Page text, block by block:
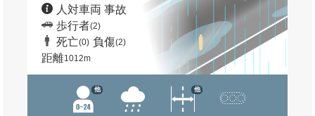
人対車両 事故
歩行者(2)
死亡(0) 負傷(2)
距離1012m
他 他